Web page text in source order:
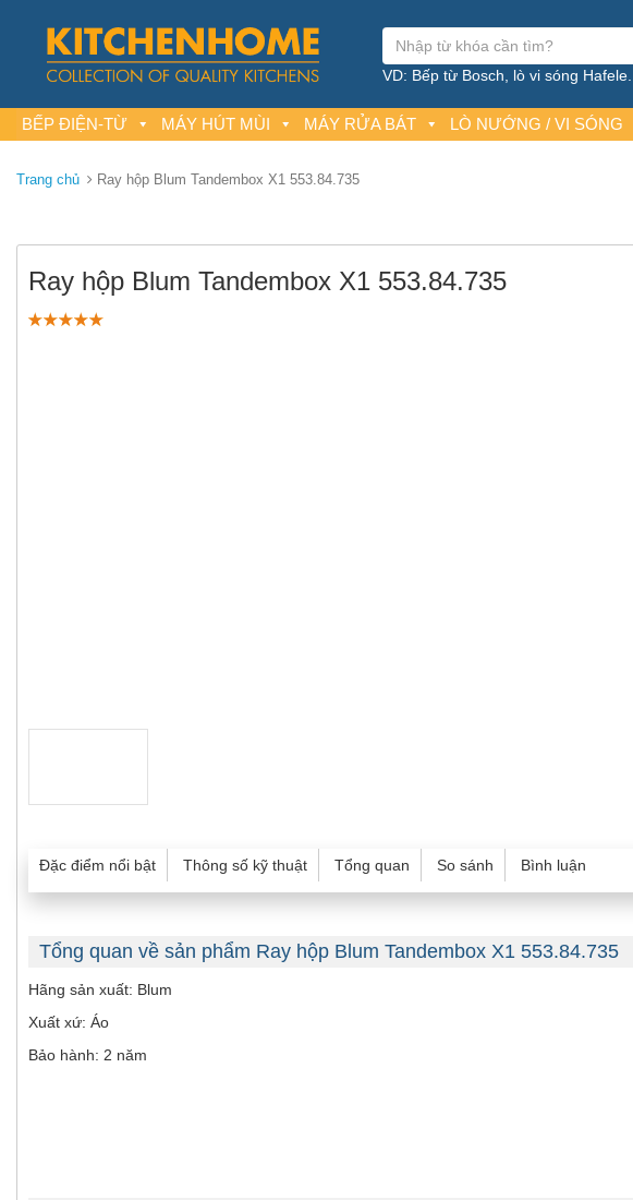
VD: Bếp từ Bosch, lò vi sóng Hafele...
BẾP ĐIỆN-TỪ MÁY HÚT MÙI MÁY RỬA BÁT LÒ NƯỚNG / VI SÓNG
Trang chủ Ray hộp Blum Tandembox X1 553.84.735
Ray hộp Blum Tandembox X1 553.84.735
Đặc điểm nổi bật Thông số kỹ thuật Tổng quan So sánh Bình luận
Tổng quan về sản phẩm Ray hộp Blum Tandembox X1 553.84.735
Hãng sản xuất: Blum
Xuất xứ: Áo
Bảo hành: 2 năm